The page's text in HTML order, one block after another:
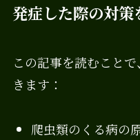
発症した際の対
この記事を読むこと
きます：
爬虫類のくる病の